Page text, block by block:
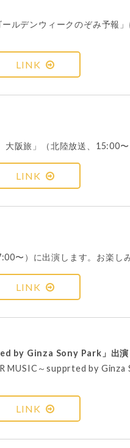
デンウィークのぞみ予報
LINK
阪旅」（北陸放送、15:00
LINK
〜）に出演します。お楽し
LINK
by Ginza Sony Park」出演
MUSIC～supprted by
LINK